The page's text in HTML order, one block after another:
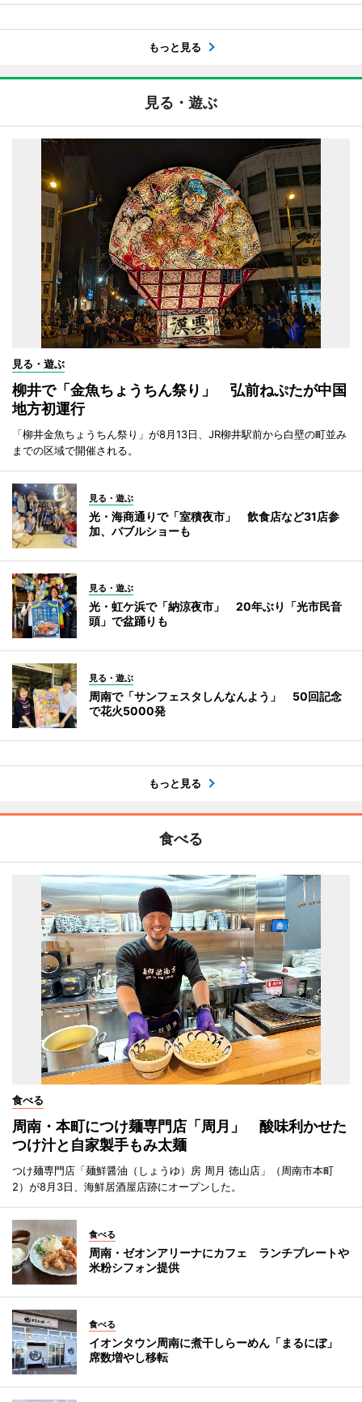
もっと見る
見る・遊ぶ
見る・遊ぶ
柳井で「金魚ちょうちん祭り」 弘前ねぷたが中国
地方初運行
「柳井金魚ちょうちん祭り」が8月13日、JR柳井駅前から白壁の町並み
までの区域で開催される。
見る・遊ぶ
光・海商通りで「室積夜市」 飲食店など31店参
加、バブルショーも
見る・遊ぶ
光・虹ケ浜で「納涼夜市」 20年ぶり「光市民音
頭」で盆踊りも
見る・遊ぶ
周南で「サンフェスタしんなんよう」 50回記念
で花火5000発
もっと見る
食べる
食べる
周南・本町につけ麺専門店「周月」 酸味利かせた
つけ汁と自家製手もみ太麺
つけ麺専門店「麺鮮醤油（しょうゆ）房 周月 徳山店」（周南市本町
2）が8月3日、海鮮居酒屋店跡にオープンした。
食べる
周南・ゼオンアリーナにカフェ ランチプレートや
米粉シフォン提供
食べる
イオンタウン周南に煮干しらーめん「まるにぼ」
席数増やし移転